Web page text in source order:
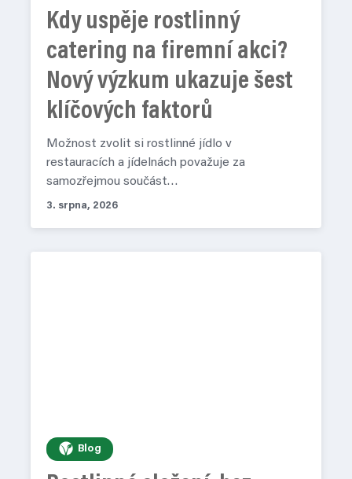
Kdy uspěje rostlinný
catering na firemní akci?
Nový výzkum ukazuje šest
klíčových faktorů
Možnost zvolit si rostlinné jídlo v
restauracích a jídelnách považuje za
samozřejmou součást…
3. srpna, 2026
Blog